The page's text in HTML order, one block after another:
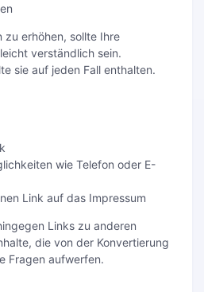
zu erhöhen, sollte Ihre
verständlich sein.
sie auf jeden Fall enthalten.
wie Telefon oder E-
Link auf das Impressum
Links zu anderen
die von der Konvertierung
Fragen aufwerfen.